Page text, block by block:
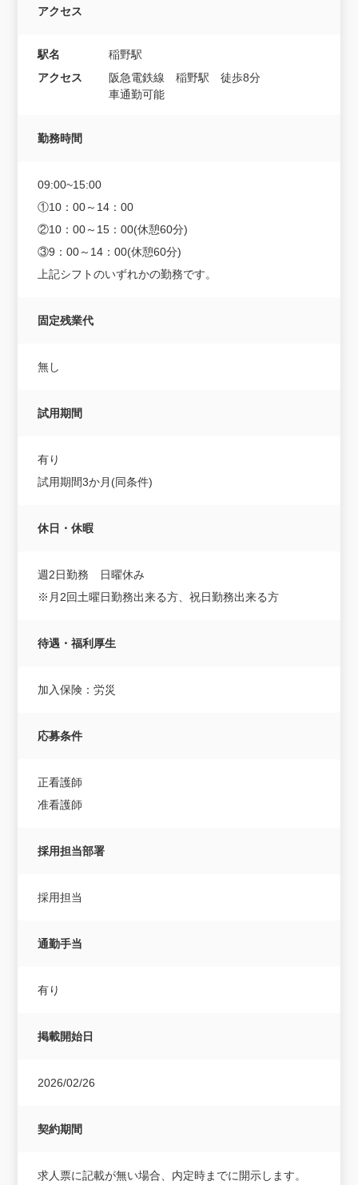
アクセス
駅名
稲野駅
アクセス
阪急電鉄線 稲野駅 徒歩8分
車通勤可能
勤務時間
09:00~15:00
①10：00～14：00
②10：00～15：00(休憩60分)
③9：00～14：00(休憩60分)
上記シフトのいずれかの勤務です。
固定残業代
無し
試用期間
有り
試用期間3か月(同条件)
休日・休暇
週2日勤務 日曜休み
※月2回土曜日勤務出来る方、祝日勤務出来る方
待遇・福利厚生
加入保険：労災
応募条件
正看護師
准看護師
採用担当部署
採用担当
通勤手当
有り
掲載開始日
2026/02/26
契約期間
求人票に記載が無い場合、内定時までに開示します。